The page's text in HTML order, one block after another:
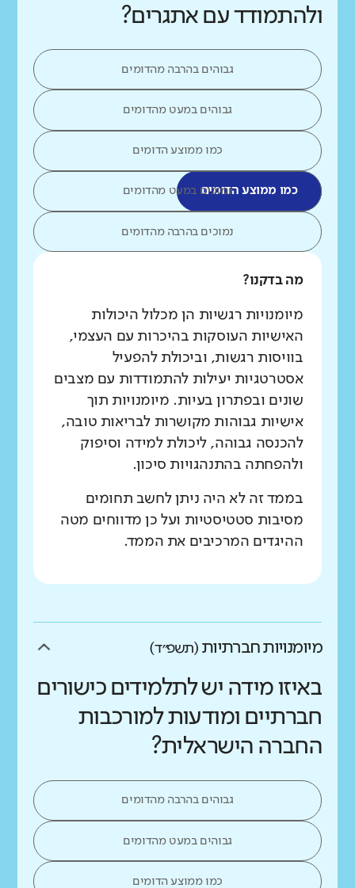
ולהתמודד עם אתגרים?
גבוהים בהרבה מהדומים
גבוהים במעט מהדומים
כמו ממוצע הדומים
כמו ממוצע הדומיםנמוכים במעט מהדומים
נמוכים בהרבה מהדומים
מה בדקנו?
מיומנויות רגשיות הן מכלול היכולות
האישיות העוסקות בהיכרות עם העצמי,
בוויסות רגשות, וביכולת להפעיל
אסטרטגיות יעילות להתמודדות עם מצבים
שונים ובפתרון בעיות. מיומנויות תוך
אישיות גבוהות מקושרות לבריאות טובה,
להכנסה גבוהה, ליכולת למידה וסיפוק
ולהפחתה בהתנהגויות סיכון.
בממד זה לא היה ניתן לחשב תחומים
מסיבות סטטיסטיות ועל כן מדווחים מטה
ההיגדים המרכיבים את הממד.
מיומנויות חברתיות (תשפ״ד)
באיזו מידה יש לתלמידים כישורים
חברתיים ומודעות למורכבות
החברה הישראלית?
גבוהים בהרבה מהדומים
גבוהים במעט מהדומים
כמו ממוצע הדומים